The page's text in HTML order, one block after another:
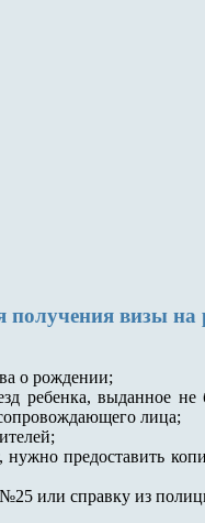
визы на
о рождении;
ребенка, выданное
лица;
нужно предоставить
или справку из